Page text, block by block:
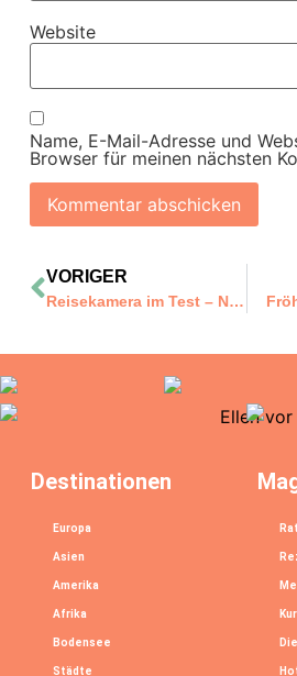
Website
Name, E-Mail-Adresse und
Browser für meinen nächsten
VORIGER
Reisekamera im Test – Nikon D5500
Destinationen
Europa
Asien
Amerika
Afrika
Bodensee
Städte